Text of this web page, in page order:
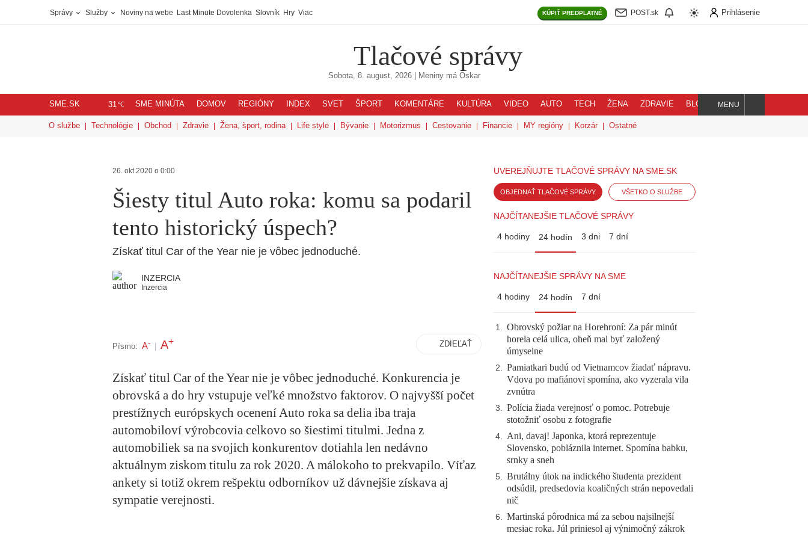
Správy Služby Noviny na webe Last Minute Dovolenka Slovník Hry Viac KÚPIŤ PREDPLATNÉ POST.sk Prihlásenie
Tlačové správy
Sobota, 8. august, 2026| Meniny má Oskar
SME.SK 31℃ SME MINÚTA DOMOV REGIÓNY INDEX SVET ŠPORT KOMENTÁRE KULTÚRA VIDEO AUTO TECH ŽENA ZDRAVIE BLOG
Hľadaj
MENU
O službe Technológie Obchod Zdravie Žena, šport, rodina Life style Bývanie Motorizmus Cestovanie Financie MY regióny Korzár Ostatné
26. okt 2020 o 0:00
Šiesty titul Auto roka: komu sa podaril
tento historický úspech?
Získať titul Car of the Year nie je vôbec jednoduché.
INZERCIA
Inzercia
Písmo: A- A+ ZDIEĽAŤ
Získať titul Car of the Year nie je vôbec jednoduché. Konkurencia je
obrovská a do hry vstupuje veľké množstvo faktorov. O najvyšší počet
prestížnych európskych ocenení Auto roka sa delia iba traja
automobiloví výrobcovia celkovo so šiestimi titulmi. Jedna z
automobiliek sa na svojich konkurentov dotiahla len nedávno
aktuálnym ziskom titulu za rok 2020. A málokoho to prekvapilo. Víťaz
ankety si totiž okrem rešpektu odborníkov už dávnejšie získava aj
sympatie verejnosti.
UVEREJŇUJTE TLAČOVÉ SPRÁVY NA SME.SK
OBJEDNAŤ TLAČOVÉ SPRÁVY VŠETKO O SLUŽBE
NAJČÍTANEJŠIE TLAČOVÉ SPRÁVY
4 hodiny 24 hodín 3 dni 7 dní
NAJČÍTANEJŠIE SPRÁVY NA SME
4 hodiny 24 hodín 7 dní
1. Obrovský požiar na Horehroní: Za pár minút
horela celá ulica, oheň mal byť založený
úmyselne
2. Pamiatkari budú od Vietnamcov žiadať nápravu.
Vdova po mafiánovi spomína, ako vyzerala vila
zvnútra
3. Polícia žiada verejnosť o pomoc. Potrebuje
stotožniť osobu z fotografie
4. Ani, davaj! Japonka, ktorá reprezentuje
Slovensko, pobláznila internet. Spomína babku,
srnky a sneh
5. Brutálny útok na indického študenta prezident
odsúdil, predsedovia koaličných strán nepovedali
nič
6. Martinská pôrodnica má za sebou najsilnejší
mesiac roka. Júl priniesol aj výnimočný zákrok